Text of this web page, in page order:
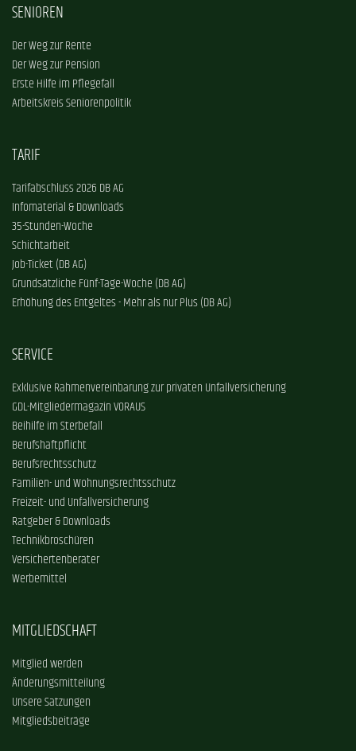
SENIOREN
Der Weg zur Rente
Der Weg zur Pension
Erste Hilfe im Pflegefall
Arbeitskreis Seniorenpolitik
TARIF
Tarifabschluss 2026 DB AG
Infomaterial & Downloads
35-Stunden-Woche
Schichtarbeit
Job-Ticket (DB AG)
Grundsätzliche Fünf-Tage-Woche (DB AG)
Erhöhung des Entgeltes - Mehr als nur Plus (DB AG)
SERVICE
Exklusive Rahmenvereinbarung zur privaten Unfallversicherung
GDL-Mitgliedermagazin VORAUS
Beihilfe im Sterbefall
Berufshaftpflicht
Berufsrechtsschutz
Familien- und Wohnungsrechtsschutz
Freizeit- und Unfallversicherung
Ratgeber & Downloads
Technikbroschüren
Versichertenberater
Werbemittel
MITGLIEDSCHAFT
Mitglied werden
Änderungsmitteilung
Unsere Satzungen
Mitgliedsbeiträge